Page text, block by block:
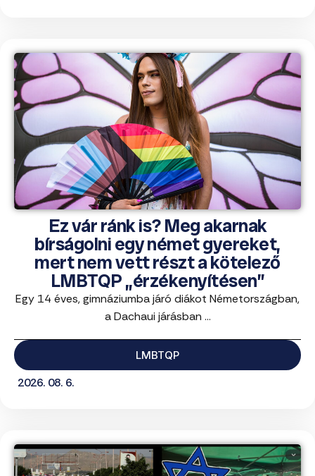
Ez vár ránk is? Meg akarnak
bírságolni egy német gyereket,
mert nem vett részt a kötelező
LMBTQP „érzékenyítésen”
Egy 14 éves, gimnáziumba járó diákot Németországban,
a Dachaui járásban ...
LMBTQP
2026. 08. 6.